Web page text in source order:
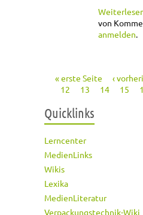
von
anmelden
Seiten
« erste Seite ‹
12
13 14 15
Quicklinks
Lerncenter
MedienLinks
Wikis
Lexika
MedienLiteratur
Verpackungstechnik-Wiki